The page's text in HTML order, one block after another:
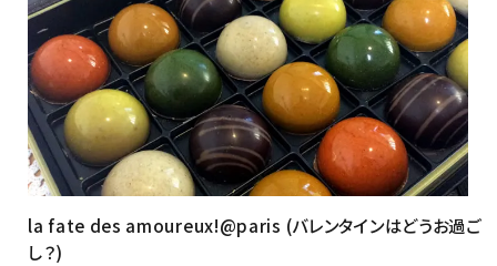
ACCOUNT MENU
ようこそ ゲスト 様
ログイン 新規会員登録
生地類
カルトナージュLeather用
la fate des amoureux!@paris (バレンタインはどうお過ご
し？)